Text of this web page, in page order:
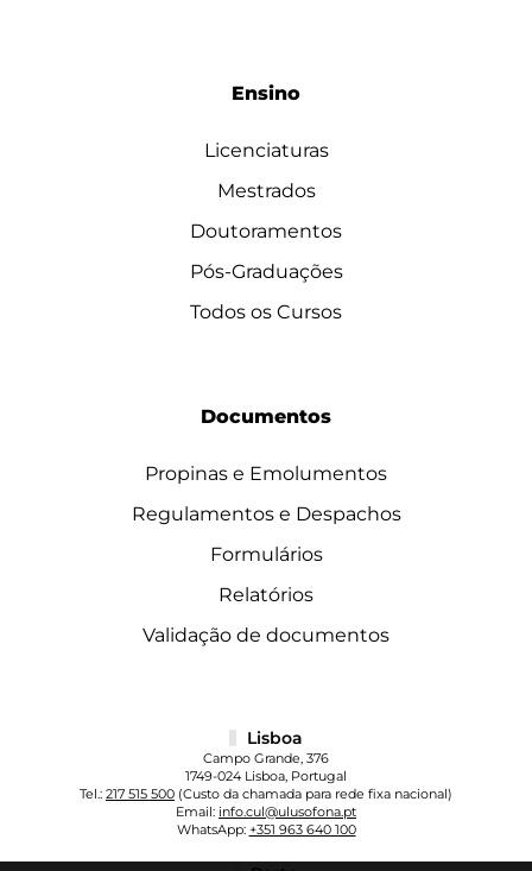
Ensino
Licenciaturas
Mestrados
Doutoramentos
Pós-Graduações
Todos os Cursos
Documentos
Propinas e Emolumentos
Regulamentos e Despachos
Formulários
Relatórios
Validação de documentos
Lisboa
Campo Grande, 376
1749-024 Lisboa, Portugal
Tel.: 217 515 500 (Custo da chamada para rede fixa nacional)
Email: info.cul@ulusofona.pt
WhatsApp: +351 963 640 100